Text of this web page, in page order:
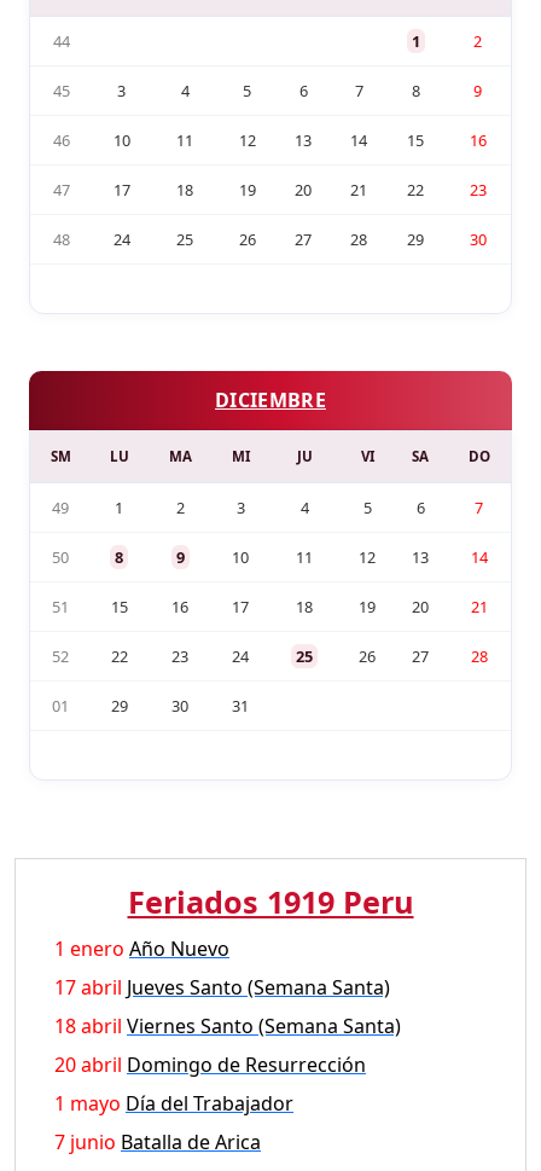
44 1 2
45 3 4 5 6 7 8 9
46 10 11 12 13 14 15 16
47 17 18 19 20 21 22 23
48 24 25 26 27 28 29 30
DICIEMBRE
SM LU MA MI JU VI SA DO
49 1 2 3 4 5 6 7
50 8 9 10 11 12 13 14
51 15 16 17 18 19 20 21
52 22 23 24 25 26 27 28
01 29 30 31
Feriados 1919 Peru
1 enero Año Nuevo
17 abril Jueves Santo (Semana Santa)
18 abril Viernes Santo (Semana Santa)
20 abril Domingo de Resurrección
1 mayo Día del Trabajador
7 junio Batalla de Arica